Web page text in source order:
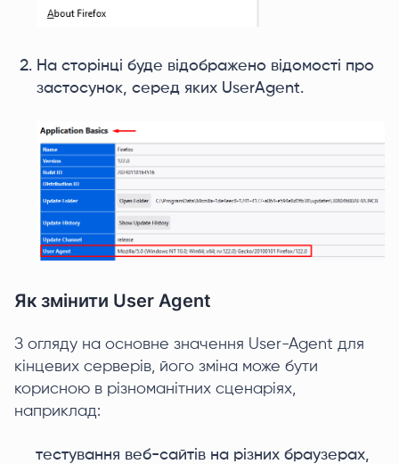
На сторінці буде відображено відомості про
застосунок, серед яких UserAgent.
Як змінити User Agent
З огляду на основне значення User-Agent для
кінцевих серверів, його зміна може бути
корисною в різноманітних сценаріях,
наприклад:
тестування веб-сайтів на різних браузерах,